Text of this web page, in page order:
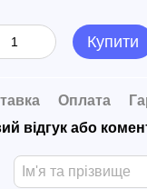
Купити
Оплата
відгук або